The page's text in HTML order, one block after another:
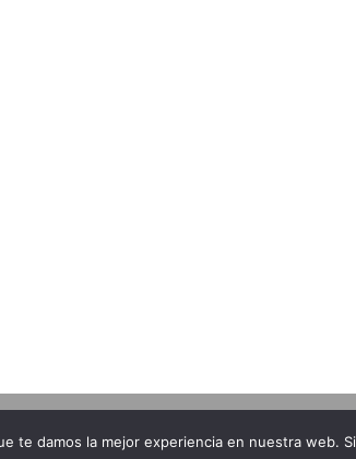
te damos la mejor experiencia en nuestra